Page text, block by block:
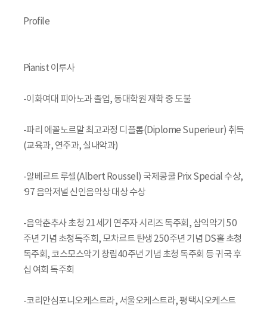
Profile
Pianist 이루사
-이화여대 피아노과 졸업, 동대학원 재학 중 도불
-파리 에꼴노르말 최고과정 디플롬(Diplome Superieur) 취득
(교육과, 연주과, 실내악과)
-알베르트 루셀(Albert Roussel) 국제콩쿨 Prix Special 수상,
‘97 음악저널 신인음악상 대상 수상
-음악춘추사 초청 21세기 연주자 시리즈 독주회, 삼익악기 50
주년 기념 초청독주회, 모차르트 탄생 250주년 기념 DS홀 초청
독주회, 코스모스악기 창립40주년 기념 초청 독주회 등 귀국 후
십 여회 독주회
-코리안심포니오케스트라, 서울오케스트라, 평택시오케스트